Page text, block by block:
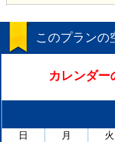
このプランの
カレンダー
日
月 火